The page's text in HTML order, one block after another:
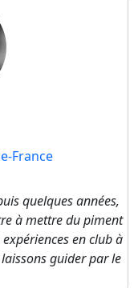
France
quelques années,
à mettre du piment
en club à
guider par le